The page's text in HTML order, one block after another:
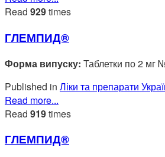
Read 929times
ГЛЕМПИД®
Форма випуску: Таблетки по 2 мг
Published in Ліки та препарати
Read more...
Read 919times
ГЛЕМПИД®